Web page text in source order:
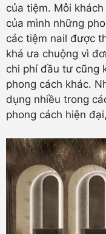
của tiệm. Mỗi
của mình những
các tiệm nail được
khá ưa chuộng vì
chi phí đầu tư cũng
phong cách khác.
dụng nhiều trong
phong cách hiện